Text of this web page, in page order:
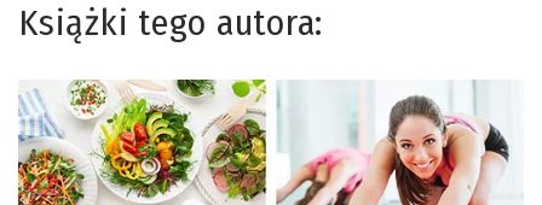
Książki tego autora: